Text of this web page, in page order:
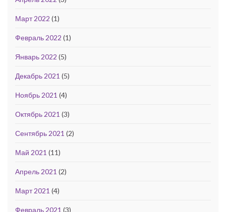
Март 2022 (1)
Февраль 2022 (1)
Январь 2022 (5)
Декабрь 2021 (5)
Ноябрь 2021 (4)
Октябрь 2021 (3)
Сентябрь 2021 (2)
Май 2021 (11)
Апрель 2021 (2)
Март 2021 (4)
Февраль 2021 (3)